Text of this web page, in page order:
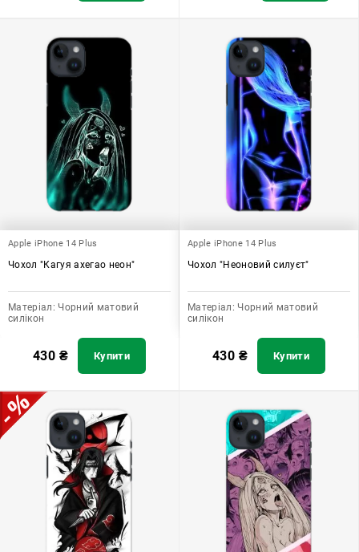
Apple iPhone 14 Plus
Чохол "Кагуя ахегао неон"
Матеріал: Чорний матовий
силікон
430 ₴ Купити
Apple iPhone 14 Plus
Чохол "Неоновий силуєт"
Матеріал: Чорний матовий
силікон
430 ₴ Купити